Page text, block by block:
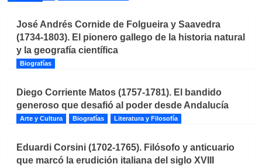
José Andrés Cornide de Folgueira y Saavedra
(1734-1803). El pionero gallego de la historia natural
y la geografía científica
Biografías
Diego Corriente Matos (1757-1781). El bandido
generoso que desafió al poder desde Andalucía
Arte y Cultura Biografías Literatura y Filosofía
Eduardi Corsini (1702-1765). Filósofo y anticuario
que marcó la erudición italiana del siglo XVIII